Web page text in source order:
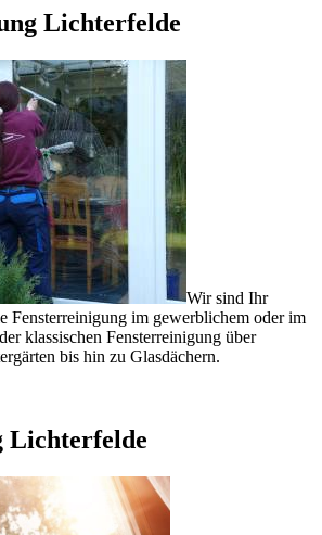
Lichterfelde
Wir sind Ihr
Fensterreinigung im gewerblichem oder im
klassischen Fensterreinigung über
bis hin zu Glasdächern.
Lichterfelde